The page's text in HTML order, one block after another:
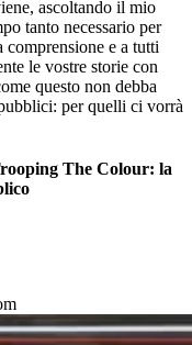
ascoltando il mio
tanto necessario per
e a tutti
le vostre storie con
questo non debba
per quelli ci vorrà
The Colour: la